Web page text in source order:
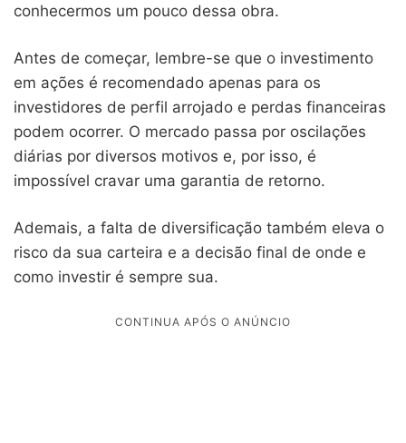
conhecermos um pouco dessa obra.
Antes de começar, lembre-se que o investimento
em ações é recomendado apenas para os
investidores de perfil arrojado e perdas financeiras
podem ocorrer. O mercado passa por oscilações
diárias por diversos motivos e, por isso, é
impossível cravar uma garantia de retorno.
Ademais, a falta de diversificação também eleva o
risco da sua carteira e a decisão final de onde e
como investir é sempre sua.